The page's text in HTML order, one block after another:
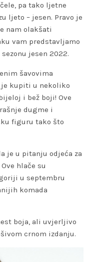
pa tako ljetne
ljeto – jesen. Pravo je
nam olakšati
vam predstavljamo
jesen 2022.
šavovima
kupiti u nekoliko
i bež boji! Ove
dugme i
figuru tako što
je u pitanju odjeća za
hlače su
u septembru
komada
boja, ali uvjerljivo
crnom izdanju.